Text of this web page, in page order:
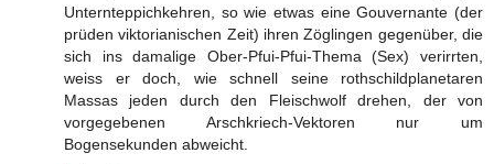
Unternteppichkehren, so wie etwas eine Gouvernante (der
prüden viktorianischen Zeit) ihren Zöglingen gegenüber, die
sich ins damalige Ober-Pfui-Pfui-Thema (Sex) verirrten,
weiss er doch, wie schnell seine rothschildplanetaren
Massas jeden durch den Fleischwolf drehen, der von
vorgegebenen Arschkriech-Vektoren nur um
Bogensekunden abweicht.